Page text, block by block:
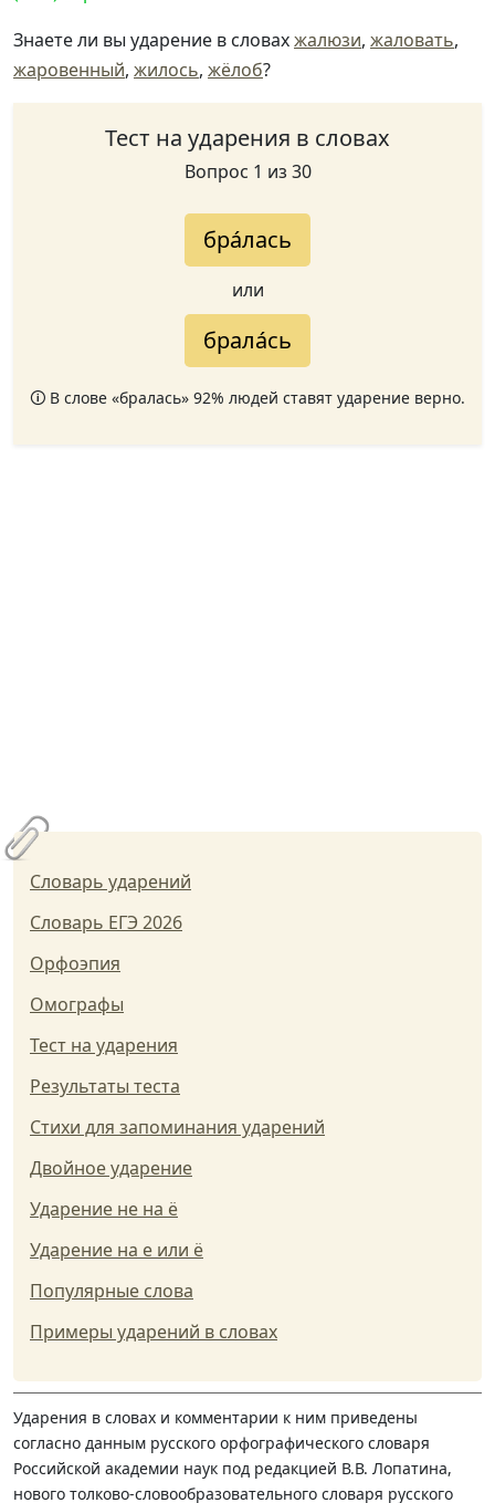
Знаете ли вы ударение в словахжалюзи, жаловать,
жаровенный, жилось, жёлоб?
Тест на ударения в словах
Вопрос 1 из 30
бра́лась
или
брала́сь
🛈 В слове «бралась» 92% людей ставят ударение верно.
Словарь ударений
Словарь ЕГЭ 2026
Орфоэпия
Омографы
Тест на ударения
Результаты теста
Стихи для запоминания ударений
Двойное ударение
Ударение не на ё
Ударение на е или ё
Популярные слова
Примеры ударений в словах
Ударения в словах и комментарии к ним приведены
согласно данным русского орфографического словаря
Российской академии наук под редакцией В.В. Лопатина,
нового толково-словообразовательного словаря русского